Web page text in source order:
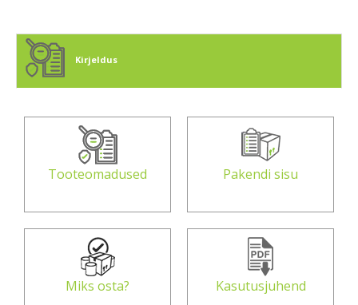
Kirjeldus
Tooteomadused Pakendi sisu
Miks osta? Kasutusjuhend